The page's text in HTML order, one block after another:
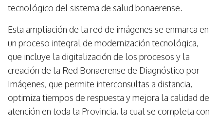
tecnológico del sistema de salud bonaerense.
Esta ampliación de la red de imágenes se enmarca en
un proceso integral de modernización tecnológica,
que incluye la digitalización de los procesos y la
creación de la Red Bonaerense de Diagnóstico por
Imágenes, que permite interconsultas a distancia,
optimiza tiempos de respuesta y mejora la calidad de
atención en toda la Provincia, la cual se completa con